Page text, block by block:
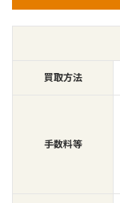
買取方法
手数料等